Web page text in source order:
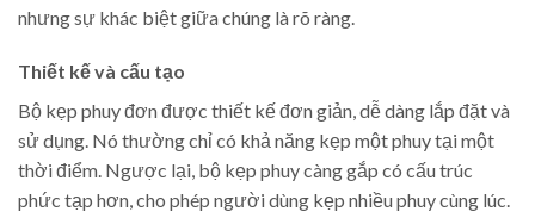
nhưng sự khác biệt giữa chúng là rõ ràng.
Thiết kế và cấu tạo
Bộ kẹp phuy đơn được thiết kế đơn giản, dễ dàng lắp đặt và
sử dụng. Nó thường chỉ có khả năng kẹp một phuy tại một
thời điểm. Ngược lại, bộ kẹp phuy càng gắp có cấu trúc
phức tạp hơn, cho phép người dùng kẹp nhiều phuy cùng lúc.